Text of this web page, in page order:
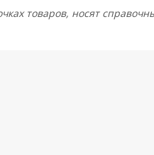
товаров, носят